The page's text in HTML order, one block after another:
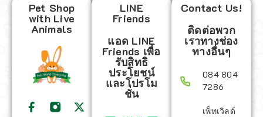
Pet Shop
with Live
Animals
LINE
Friends
แอด LINE
Friends เพื่อ
รับสิทธิ
ประโยชน์
และโปรโม
ชั่น
Contact Us!
ติดต่อพวก
เราทางช่อง
ทางอื่นๆ
084 804
7286
เพ็ทเวิลด์